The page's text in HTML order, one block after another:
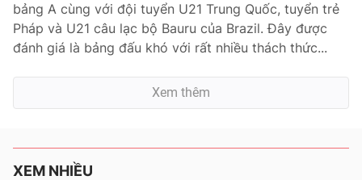
bảng A cùng với đội tuyển U21 Trung Quốc, tuyển trẻ
Pháp và U21 câu lạc bộ Bauru của Brazil. Đây được
đánh giá là bảng đấu khó với rất nhiều thách thức...
Xem thêm
XEM NHIỀU